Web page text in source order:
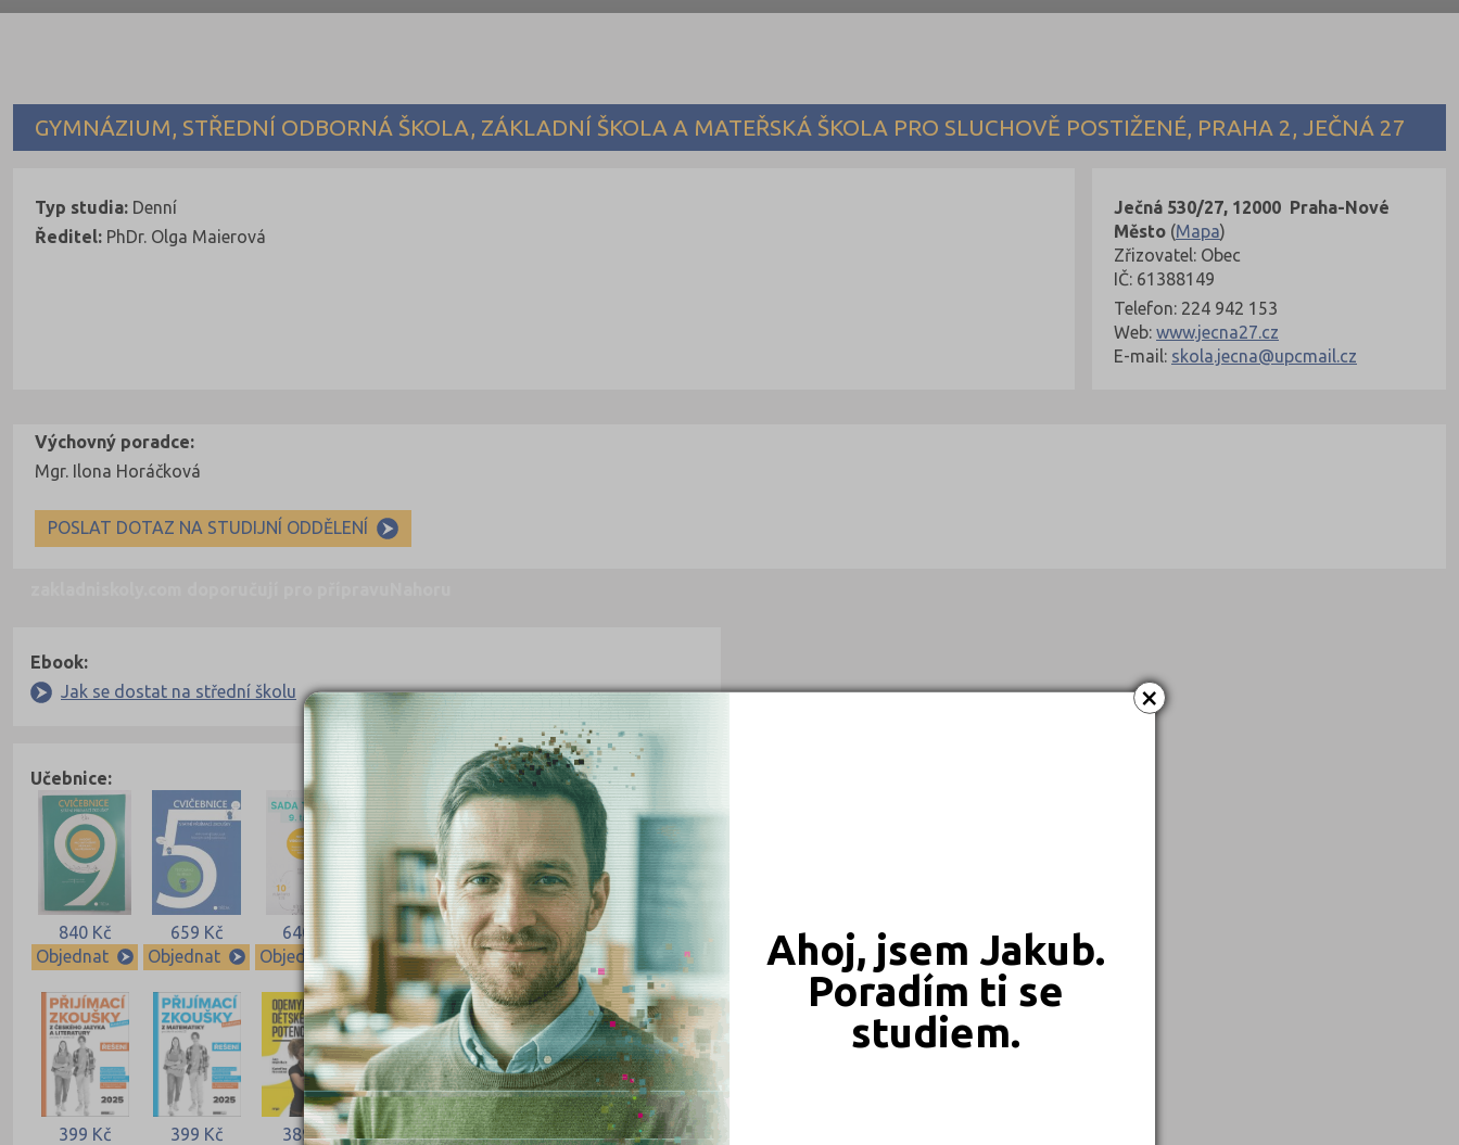
×
Ahoj, jsem Jakub.
Poradím ti se
studiem.
GYMNÁZIUM, STŘEDNÍ ODBORNÁ ŠKOLA, ZÁKLADNÍ ŠKOLA A MATEŘSKÁ ŠKOLA PRO SLUCHOVĚ POSTIŽENÉ, PRAHA 2, JEČNÁ 27
Ječná 530/27, 12000 Praha-Nové
Město (Mapa)
Zřizovatel: Obec
IČ: 61388149
Telefon: 224 942 153
Web: www.jecna27.cz
E-mail: skola.jecna@upcmail.cz
Typ studia: Denní
Ředitel: PhDr. Olga Maierová
Výchovný poradce:
Mgr. Ilona Horáčková
POSLAT DOTAZ NA STUDIJNÍ ODDĚLENÍ
Ebook:
Jak se dostat na střední školu
Učebnice:
840 Kč
Objednat
659 Kč
Objednat
640 Kč
Objednat
640 Kč
Objednat
549 Kč
Objednat
450 Kč
Objednat
399 Kč
399 Kč
389 Kč
339 Kč
339 Kč
331 Kč